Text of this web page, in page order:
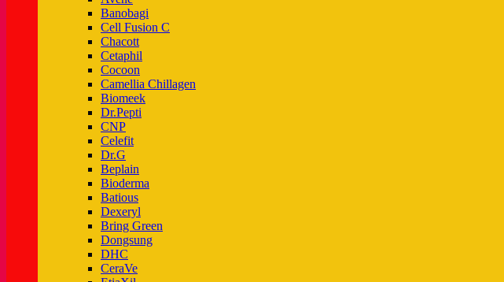
Banobagi
Cell Fusion C
Chacott
Cetaphil
Cocoon
Camellia Chillagen
Biomeek
Dr.Pepti
CNP
Celefit
Dr.G
Beplain
Bioderma
Batious
Dexeryl
Bring Green
Dongsung
DHC
CeraVe